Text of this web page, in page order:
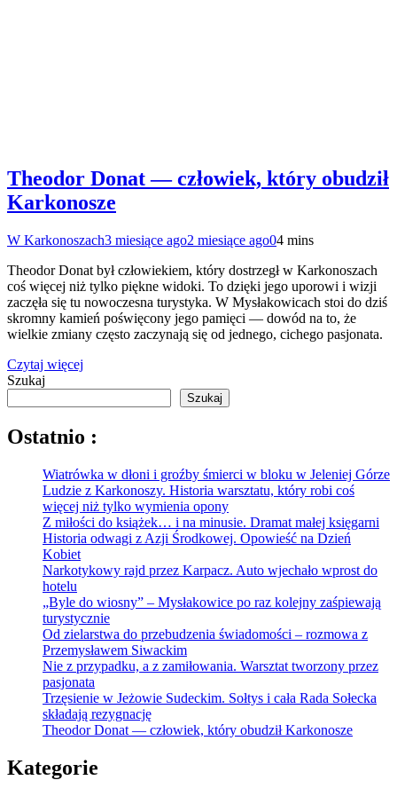
Theodor Donat — człowiek, który obudził
Karkonosze
W Karkonoszach3 miesiące ago2 miesiące ago04 mins
Theodor Donat był człowiekiem, który dostrzegł w Karkonoszach
coś więcej niż tylko piękne widoki. To dzięki jego uporowi i wizji
zaczęła się tu nowoczesna turystyka. W Mysłakowicach stoi do dziś
skromny kamień poświęcony jego pamięci — dowód na to, że
wielkie zmiany często zaczynają się od jednego, cichego pasjonata.
Czytaj więcej
Szukaj
Szukaj
Ostatnio :
Wiatrówka w dłoni i groźby śmierci w bloku w Jeleniej Górze
Ludzie z Karkonoszy. Historia warsztatu, który robi coś
więcej niż tylko wymienia opony
Z miłości do książek… i na minusie. Dramat małej księgarni
Historia odwagi z Azji Środkowej. Opowieść na Dzień
Kobiet
Narkotykowy rajd przez Karpacz. Auto wjechało wprost do
hotelu
„Byle do wiosny” – Mysłakowice po raz kolejny zaśpiewają
turystycznie
Od zielarstwa do przebudzenia świadomości – rozmowa z
Przemysławem Siwackim
Nie z przypadku, a z zamiłowania. Warsztat tworzony przez
pasjonata
Trzęsienie w Jeżowie Sudeckim. Sołtys i cała Rada Sołecka
składają rezygnację
Theodor Donat — człowiek, który obudził Karkonosze
Kategorie